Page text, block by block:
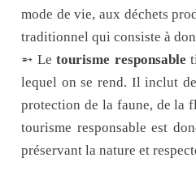
mode de vie, aux déchets
traditionnel qui consiste à
➵ Letourisme responsable
lequel on se rend. Il inclut
protection de la faune, de la
tourisme responsable est
préservant la nature et